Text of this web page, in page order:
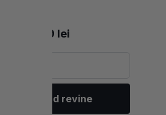
179 lei
mă când revine